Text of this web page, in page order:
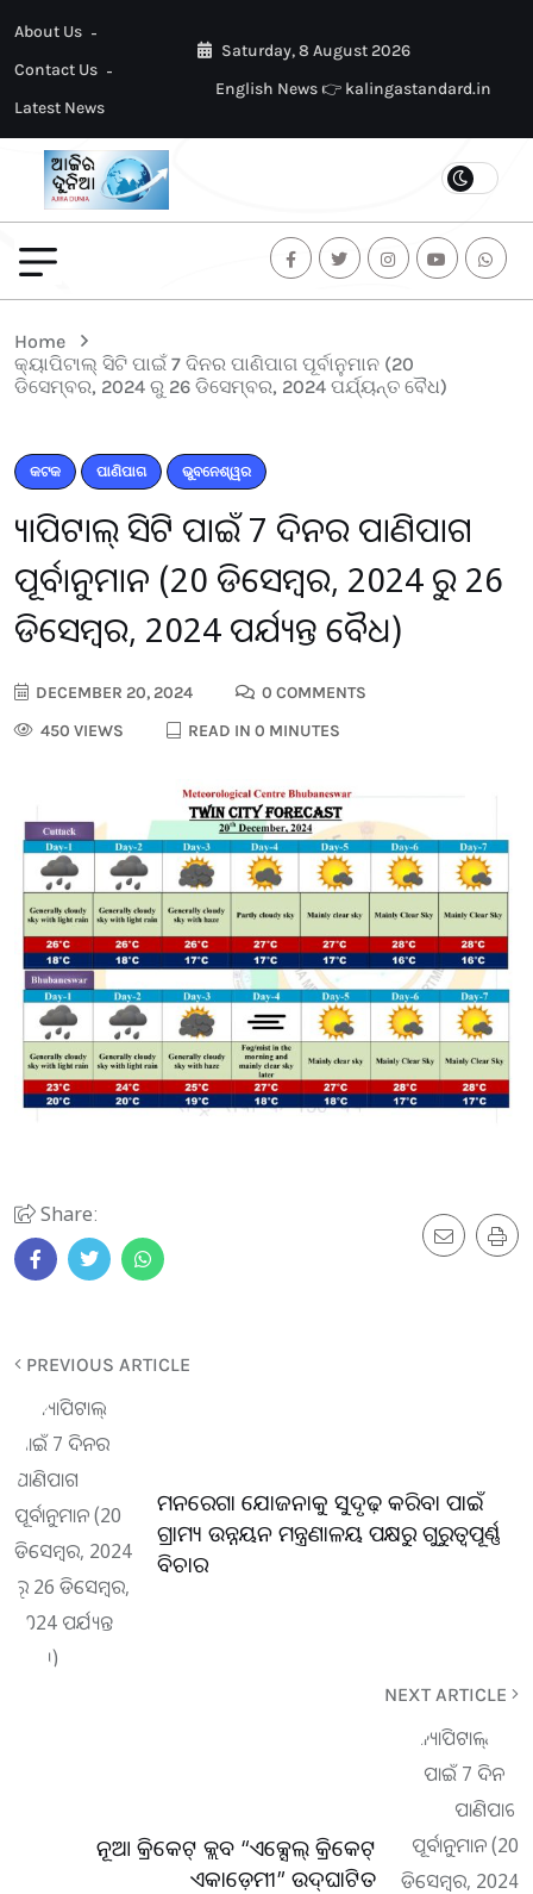
About Us
Contact Us
Latest News
Saturday, 8 August 2026
English News 👉 kalingastandard.in
Home
କ୍ୟାପିଟାଲ୍ ସିଟି ପାଇଁ 7 ଦିନର ପାଣିପାଗ ପୂର୍ବାନୁମାନ (20
ଡିସେମ୍ବର, 2024 ରୁ 26 ଡିସେମ୍ବର, 2024 ପର୍ଯ୍ୟନ୍ତ ବୈଧ)
କଟକ ପାଣିପାଗ ଭୁବନେଶ୍ୱର
କ୍ୟାପିଟାଲ୍ ସିଟି ପାଇଁ 7 ଦିନର ପାଣିପାଗ
ପୂର୍ବାନୁମାନ (20 ଡିସେମ୍ବର, 2024 ରୁ 26
ଡିସେମ୍ବର, 2024 ପର୍ଯ୍ୟନ୍ତ ବୈଧ)
DECEMBER 20, 2024
0 COMMENTS
450 VIEWS
READ IN 0 MINUTES
Share:
PREVIOUS ARTICLE
ମନରେଗା ଯୋଜନାକୁ ସୁଦୃଢ଼ କରିବା ପାଇଁ
ଗ୍ରାମ୍ୟ ଉନ୍ନୟନ ମନ୍ତ୍ରଣାଳୟ ପକ୍ଷରୁ ଗୁରୁତ୍ୱପୂର୍ଣ୍ଣ
ବିଚାର
NEXT ARTICLE
ନୂଆ କ୍ରିକେଟ୍ କ୍ଲବ “ଏକ୍ସେଲ୍ କ୍ରିକେଟ୍
ଏକାଡ଼େମୀ” ଉଦ୍‌ଘାଟିତ